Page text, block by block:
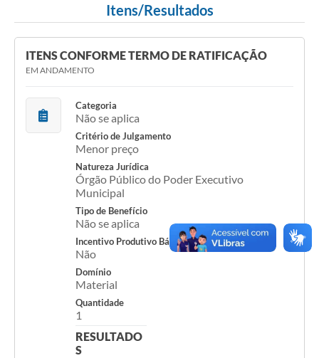
Esportes
Ouvidoria
Agenda
Acesso Rápido
Carta de Serviços
Arquivos para Download
Galeria de Vídeos
Itens/Resultados
ITENS CONFORME TERMO DE RATIFICAÇÃO
EM ANDAMENTO
Categoria
Não se aplica
Critério de Julgamento
Menor preço
Natureza Jurídica
Órgão Público do Poder Executivo
Municipal
Tipo de Benefício
Não se aplica
Incentivo Produtivo Básico
Não
Domínio
Material
Quantidade
1
RESULTADO
S